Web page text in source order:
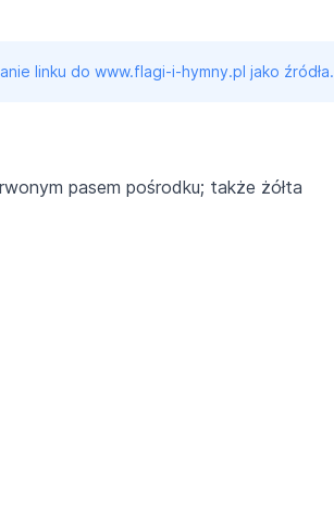
linku do www.flagi-i-hymny.pl jako źródła.
pasem pośrodku; także żółta